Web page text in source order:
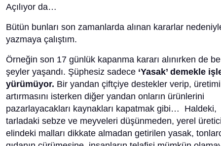
Açılıyor da…
Bütün bunları son zamanlarda alınan kararlar
yazmaya çalıştım.
Örneğin son 17 günlük kapanma kararı alınırken de
şeyler yaşandı. Şüphesiz sadece ‘Yasak’ demekle
yürümüyor. Bir yandan çiftçiye destekler verip,
artırmasını isterken diğer yandan onların ürünlerini
pazarlayacakları kaynakları kapatmak gibi… Haldeki,
tarladaki sebze ve meyveleri düşünmeden, yerel
elindeki malları dikkate almadan getirilen yasak,